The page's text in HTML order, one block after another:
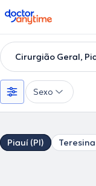
doctoranytime
Cirurgião Geral,
Sexo
Piauí (PI) Teresina